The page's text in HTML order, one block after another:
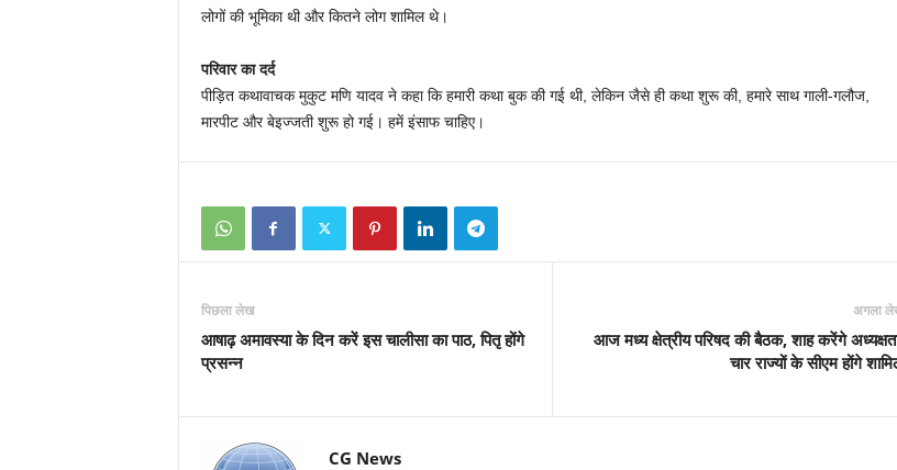
लोगों की भूमिका थी और कितने लोग शामिल थे।
परिवार का दर्द
पीड़ित कथावाचक मुकुट मणि यादव ने कहा कि हमारी कथा बुक की गई थी, लेकिन जैसे ही कथा शुरू की, हमारे साथ गाली-गलौज,
मारपीट और बेइज्जती शुरू हो गई। हमें इंसाफ चाहिए।
पिछला लेख
आषाढ़ अमावस्या के दिन करें इस चालीसा का पाठ, पितृ होंगे
प्रसन्न
अगला
आज मध्य क्षेत्रीय परिषद की बैठक, शाह करेंगे
चार राज्यों के सीएम होंगे
CG News